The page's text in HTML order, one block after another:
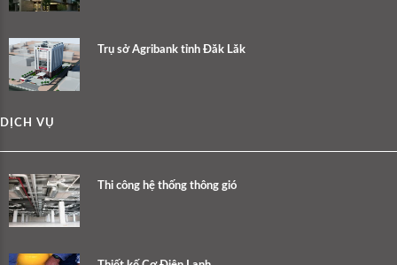
Trụ sở Agribank tỉnh Đăk Lăk
DỊCH VỤ
Thi công hệ thống thông gió